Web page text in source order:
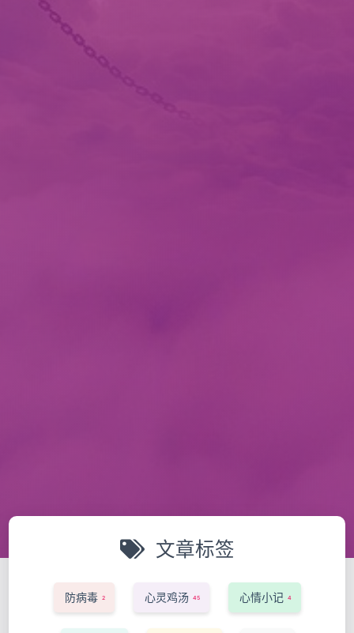
文章标签
防病毒 2 心灵鸡汤 45 心情小记 4